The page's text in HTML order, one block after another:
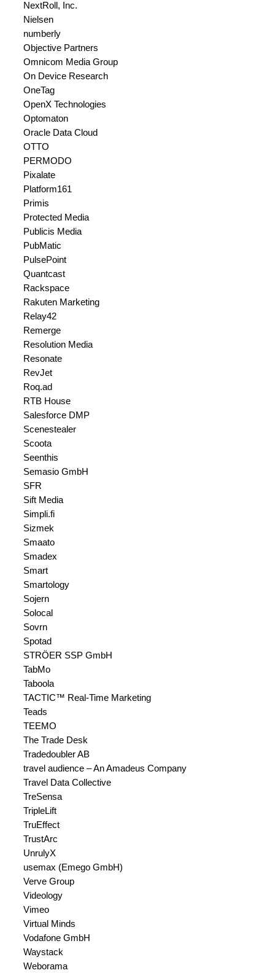
NextRoll, Inc.
Nielsen
numberly
Objective Partners
Omnicom Media Group
On Device Research
OneTag
OpenX Technologies
Optomaton
Oracle Data Cloud
OTTO
PERMODO
Pixalate
Platform161
Primis
Protected Media
Publicis Media
PubMatic
PulsePoint
Quantcast
Rackspace
Rakuten Marketing
Relay42
Remerge
Resolution Media
Resonate
RevJet
Roq.ad
RTB House
Salesforce DMP
Scenestealer
Scoota
Seenthis
Semasio GmbH
SFR
Sift Media
Simpli.fi
Sizmek
Smaato
Smadex
Smart
Smartology
Sojern
Solocal
Sovrn
Spotad
STRÖER SSP GmbH
TabMo
Taboola
TACTIC™ Real-Time Marketing
Teads
TEEMO
The Trade Desk
Tradedoubler AB
travel audience – An Amadeus Company
Travel Data Collective
TreSensa
TripleLift
TruEffect
TrustArc
UnrulyX
usemax (Emego GmbH)
Verve Group
Videology
Vimeo
Virtual Minds
Vodafone GmbH
Waystack
Weborama